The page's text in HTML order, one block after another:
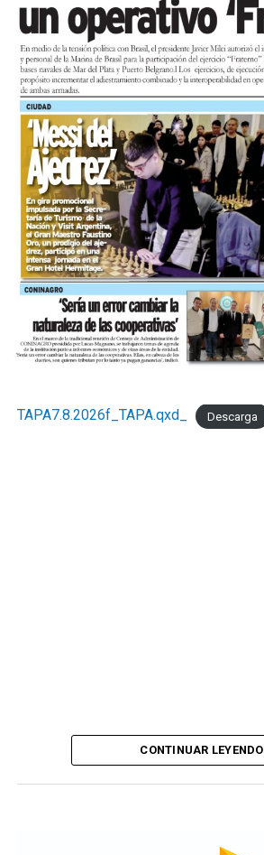
TAPA7.8.2026f_TAPA.qxd_ Descarga
CONTINUAR LEYENDO